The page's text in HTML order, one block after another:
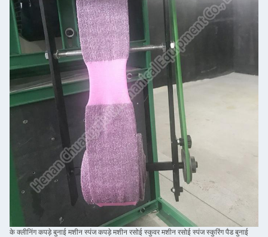
के क्लीनिंग कपड़े बुनाई मशीन स्पंज कपड़े मशीन रसोई स्कुवर मशीन रसोई स्पंज स्कुरिंग पैड बुनाई